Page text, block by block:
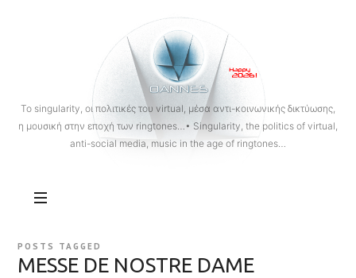
OANNES
To singularity, οι πολιτικές του virtual, μέσα αντι-κοινωνικής δικτύωσης,
η μουσική στην εποχή των ringtones…• Singularity, the politics of virtual,
anti-social media, music in the age of ringtones…
POSTS TAGGED
MESSE DE NOSTRE DAME